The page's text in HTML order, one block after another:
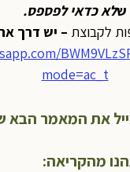
שלא כדאי לפספס.
לקבוצת– יש דרך
mode=ac_t
את המאמר
מהקריאה: